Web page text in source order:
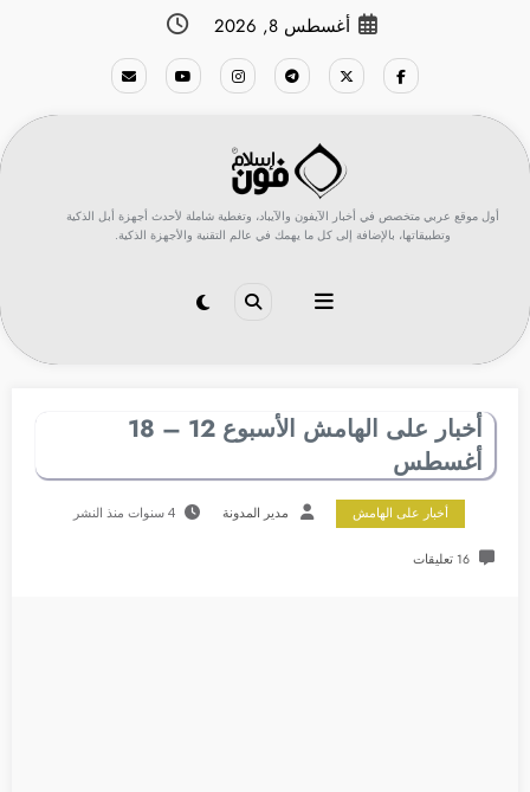
أغسطس 8, 2026
أول موقع عربي متخصص في أخبار الآيفون والآيباد، وتغطية شاملة لأحدث أجهزة أبل الذكية
وتطبيقاتها، بالإضافة إلى كل ما يهمك في عالم التقنية والأجهزة الذكية.
أخبار على الهامش الأسبوع 12 – 18
أغسطس
أخبار على الهامش مدير المدونة 4 سنوات منذ النشر
16 تعليقات